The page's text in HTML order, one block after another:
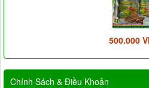
500.000
Chính Sách & Điều Khoản